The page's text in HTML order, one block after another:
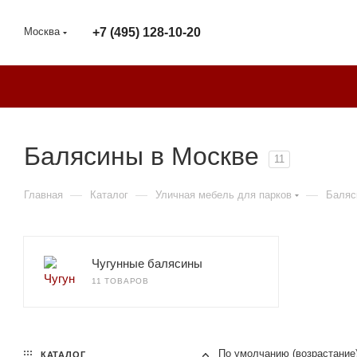
Москва +7 (495) 128-10-20
Балясины в Москве 11
Главная — Каталог — Уличная мебель для парков —
Чугунные балясины
11 ТОВАРОВ
По умолчанию
КАТАЛОГ